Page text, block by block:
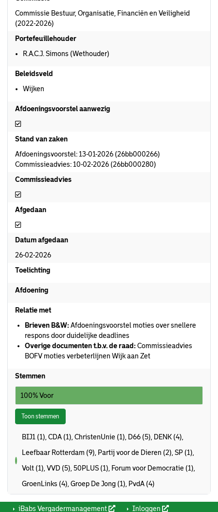
Commissie Bestuur, Organisatie, Financiën en Veiligheid
(2022-2026)
Portefeuillehouder
R.A.C.J. Simons (Wethouder)
Beleidsveld
Wijken
Afdoeningsvoorstel aanwezig
Afdoeningsvoorstel aanwezig
Stand van zaken
Afdoeningsvoorstel: 13-01-2026 (26bb000266)
Commissieadvies: 10-02-2026 (26bb000280)
Commissieadvies
Commissieadvies
Afgedaan
Afgedaan
Datum afgedaan
26-02-2026
Toelichting
Afdoening
Relatie met
Brieven B&W:Afdoeningsvoorstel moties over snellere
respons door duidelijke deadlines
Overige documenten t.b.v. de raad:Commissieadvies
BOFV moties verbeterlijnen Wijk aan Zet
Stemmen
100% Voor
Toon stemmen
voor
BIJ1 (1), CDA (1), ChristenUnie (1), D66 (5), DENK (4),
Leefbaar Rotterdam (9), Partij voor de Dieren (2), SP (1),
Volt (1), VVD (5), 50PLUS (1), Forum voor Democratie (1),
GroenLinks (4), Groep De Jong (1), PvdA (4)
iBabs Vergadermanagement Inloggen